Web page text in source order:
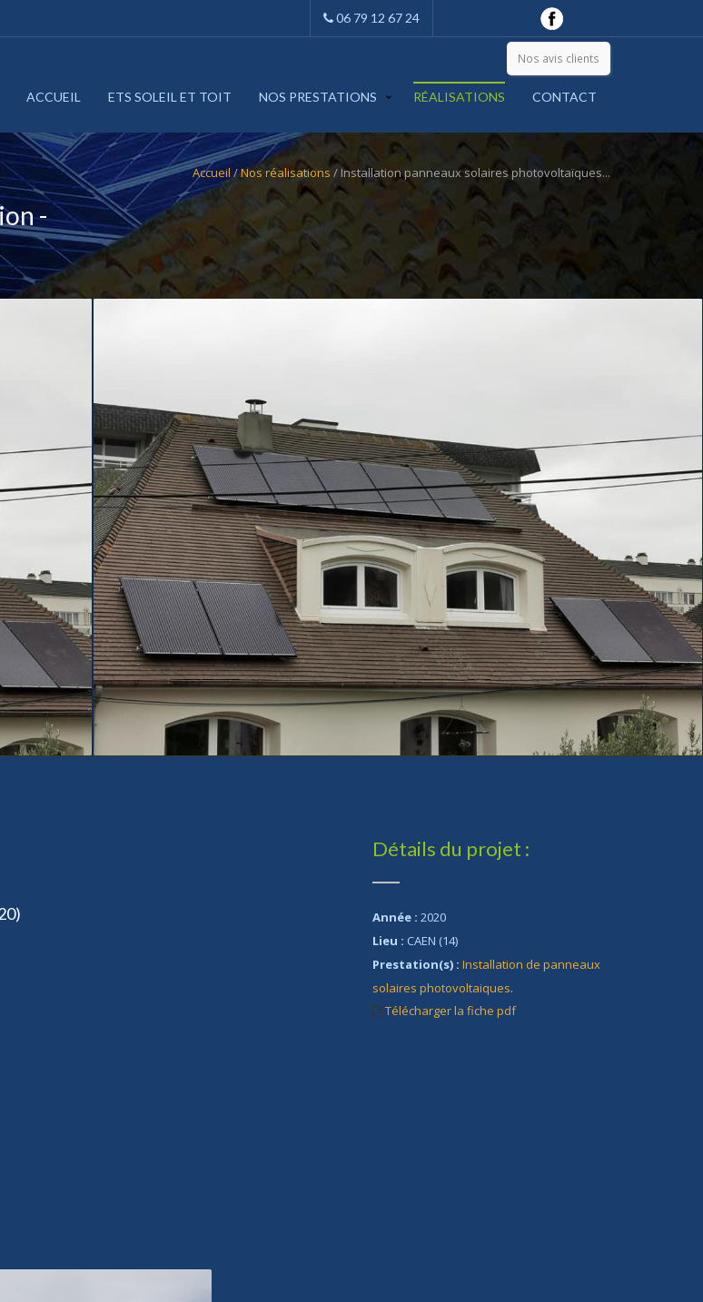
06 79 12 67 24
Nos avis clients
ACCUEIL ETS SOLEIL ET TOIT NOS PRESTATIONS RÉALISATIONS CONTACT
-
Accueil /Nos réalisations / Installation panneaux solaires photovoltaïques...
Détails du projet :
Année : 2020
Lieu : CAEN (14)
Prestation(s) : Installation de panneaux
solaires photovoltaiques.
Télécharger la fiche pdf